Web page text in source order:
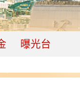
曝光台